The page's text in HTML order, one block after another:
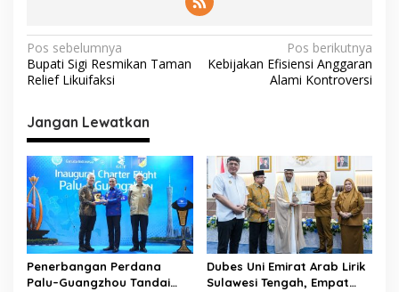
N
a
i
g
a
s
i
p
o
Pos sebelumnya
Bupati Sigi Resmikan Taman
Relief Likuifaksi
Pos berikutnya
Kebijakan Efisiensi Anggaran
Alami Kontroversi
Jangan Lewatkan
Penerbangan Perdana
Palu–Guangzhou Tandai
Dubes Uni Emirat Arab Lirik
Sulawesi Tengah, Empat